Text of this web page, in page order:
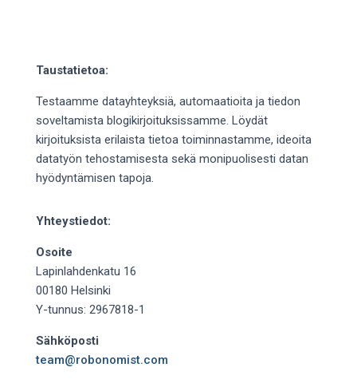
Taustatietoa:
Testaamme datayhteyksiä, automaatioita ja tiedon
soveltamista blogikirjoituksissamme. Löydät
kirjoituksista erilaista tietoa toiminnastamme, ideoita
datatyön tehostamisesta sekä monipuolisesti datan
hyödyntämisen tapoja.
Yhteystiedot:
Osoite
Lapinlahdenkatu 16
00180 Helsinki
Y-tunnus: 2967818-1
Sähköposti
team@robonomist.com